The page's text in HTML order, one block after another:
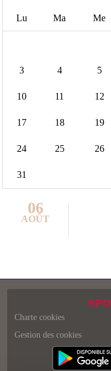
Lu Ma Me
3 4 5
10 11 12
17 18 19
24 25 26
31
06
AOÛT
Charte cookies
Gestion des cookies